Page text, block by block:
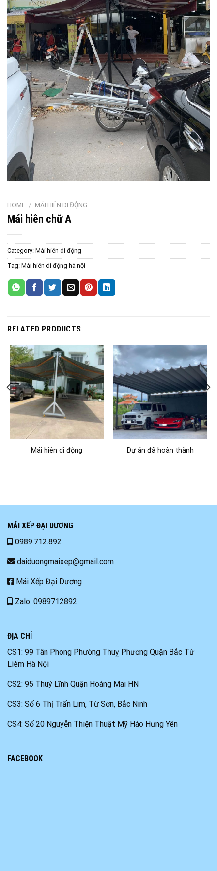
HOME / MÁI HIÊN DI ĐỘNG
Mái hiên chữ A
Category: Mái hiên di động
Tag: Mái hiên di động hà nội
RELATED PRODUCTS
Mái hiên di động Dự án đã hoàn thành
MÁI XẾP ĐẠI DƯƠNG
0989.712.892
daiduongmaixep@gmail.com
Mái Xếp Đại Dương
Zalo: 0989712892
ĐỊA CHỈ
CS1: 99 Tân Phong Phường Thuỵ Phương Quận Bắc Từ
Liêm Hà Nội
CS2: 95 Thuý Lĩnh Quận Hoàng Mai HN
CS3: Số 6 Thị Trấn Lim, Từ Sơn, Bắc Ninh
CS4: Số 20 Nguyễn Thiện Thuật Mỹ Hào Hưng Yên
FACEBOOK